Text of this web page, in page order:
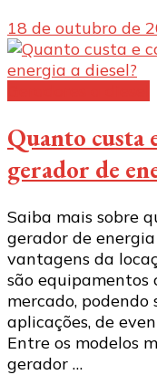
18 de outubro de
Quanto custa
gerador de
Saiba mais sobre
gerador de
vantagens da
são equipamentos
mercado,
aplicações, de
Entre os modelos
gerador …